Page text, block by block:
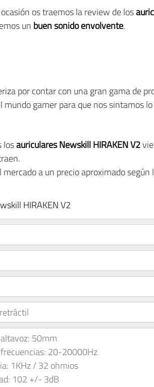
os traemos la review de los
un buen sonido envolvente.
por contar con una gran gama de
mundo gamer para que nos sintamos
losauriculares Newskill HIRAKEN V2
a un precio aproximado según
HIRAKEN V2
50mm
20-20000Hz
1KHz / 32 ohmios
102 +/- 3dB